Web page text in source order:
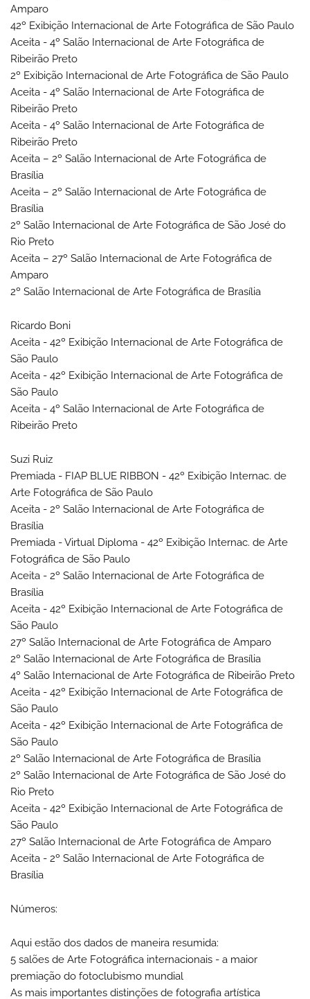
Amparo
42º Exibição Internacional de Arte Fotográfica de São Paulo
Aceita - 4º Salão Internacional de Arte Fotográfica de
Ribeirão Preto
2º Exibição Internacional de Arte Fotográfica de São Paulo
Aceita - 4º Salão Internacional de Arte Fotográfica de
Ribeirão Preto
Aceita - 4º Salão Internacional de Arte Fotográfica de
Ribeirão Preto
Aceita – 2º Salão Internacional de Arte Fotográfica de
Brasília
Aceita – 2º Salão Internacional de Arte Fotográfica de
Brasília
2º Salão Internacional de Arte Fotográfica de São José do
Rio Preto
Aceita – 27º Salão Internacional de Arte Fotográfica de
Amparo
2º Salão Internacional de Arte Fotográfica de Brasília
Ricardo Boni
Aceita - 42º Exibição Internacional de Arte Fotográfica de
São Paulo
Aceita - 42º Exibição Internacional de Arte Fotográfica de
São Paulo
Aceita - 4º Salão Internacional de Arte Fotográfica de
Ribeirão Preto
Suzi Ruiz
Premiada - FIAP BLUE RIBBON - 42º Exibição Internac. de
Arte Fotográfica de São Paulo
Aceita - 2º Salão Internacional de Arte Fotográfica de
Brasília
Premiada - Virtual Diploma - 42º Exibição Internac. de Arte
Fotográfica de São Paulo
Aceita - 2º Salão Internacional de Arte Fotográfica de
Brasília
Aceita - 42º Exibição Internacional de Arte Fotográfica de
São Paulo
27º Salão Internacional de Arte Fotográfica de Amparo
2º Salão Internacional de Arte Fotográfica de Brasília
4º Salão Internacional de Arte Fotográfica de Ribeirão Preto
Aceita - 42º Exibição Internacional de Arte Fotográfica de
São Paulo
Aceita - 42º Exibição Internacional de Arte Fotográfica de
São Paulo
2º Salão Internacional de Arte Fotográfica de Brasília
2º Salão Internacional de Arte Fotográfica de São José do
Rio Preto
Aceita - 42º Exibição Internacional de Arte Fotográfica de
São Paulo
27º Salão Internacional de Arte Fotográfica de Amparo
Aceita - 2º Salão Internacional de Arte Fotográfica de
Brasília
Números:
Aqui estão dos dados de maneira resumida:
5 salões de Arte Fotográfica internacionais - a maior
premiação do fotoclubismo mundial
As mais importantes distinções de fotografia artística